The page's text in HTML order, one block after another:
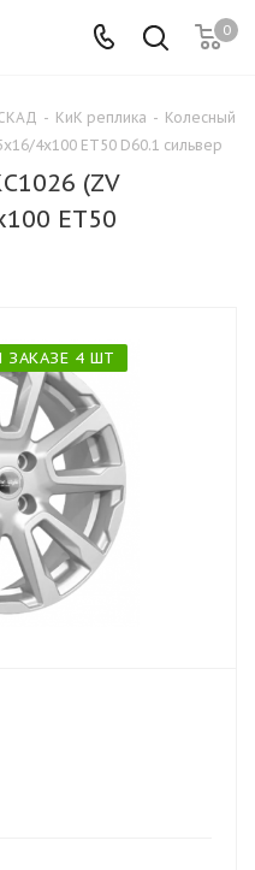
0
- КиК реплика - Колесный
4x100 ET50 D60.1 сильвер
(ZV
ET50
4 ШТ